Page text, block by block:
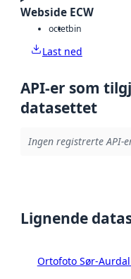
Webside ECW
octetbin
Last ned
API-er som
datasettet
Ingen registrerte API-
Lignende
Ortofoto Sør-